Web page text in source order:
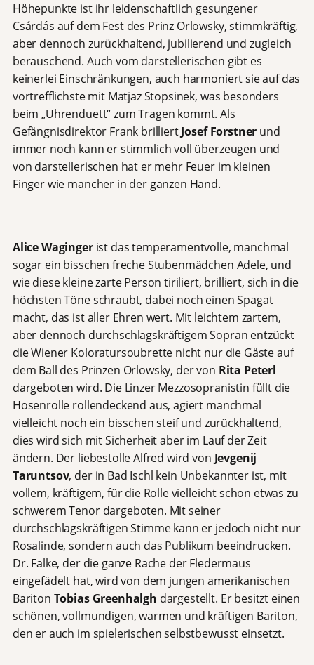
Höhepunkte ist ihr leidenschaftlich gesungener
Csárdás auf dem Fest des Prinz Orlowsky, stimmkräftig,
aber dennoch zurückhaltend, jubilierend und zugleich
berauschend. Auch vom darstellerischen gibt es
keinerlei Einschränkungen, auch harmoniert sie auf das
vortrefflichste mit Matjaz Stopsinek, was besonders
beim „Uhrenduett“ zum Tragen kommt. Als
Gefängnisdirektor Frank brilliertJosef Forstner und
immer noch kann er stimmlich voll überzeugen und
von darstellerischen hat er mehr Feuer im kleinen
Finger wie mancher in der ganzen Hand.
Alice Wagingerist das temperamentvolle, manchmal
sogar ein bisschen freche Stubenmädchen Adele, und
wie diese kleine zarte Person tiriliert, brilliert, sich in die
höchsten Töne schraubt, dabei noch einen Spagat
macht, das ist aller Ehren wert. Mit leichtem zartem,
aber dennoch durchschlagskräftigem Sopran entzückt
die Wiener Koloratursoubrette nicht nur die Gäste auf
dem Ball des Prinzen Orlowsky, der von Rita Peterl
dargeboten wird. Die Linzer Mezzosopranistin füllt die
Hosenrolle rollendeckend aus, agiert manchmal
vielleicht noch ein bisschen steif und zurückhaltend,
dies wird sich mit Sicherheit aber im Lauf der Zeit
ändern. Der liebestolle Alfred wird von Jevgenij
Taruntsov, der in Bad Ischl kein Unbekannter ist, mit
vollem, kräftigem, für die Rolle vielleicht schon etwas zu
schwerem Tenor dargeboten. Mit seiner
durchschlagskräftigen Stimme kann er jedoch nicht nur
Rosalinde, sondern auch das Publikum beeindrucken.
Dr. Falke, der die ganze Rache der Fledermaus
eingefädelt hat, wird von dem jungen amerikanischen
Bariton Tobias Greenhalgh dargestellt. Er besitzt einen
schönen, vollmundigen, warmen und kräftigen Bariton,
den er auch im spielerischen selbstbewusst einsetzt.